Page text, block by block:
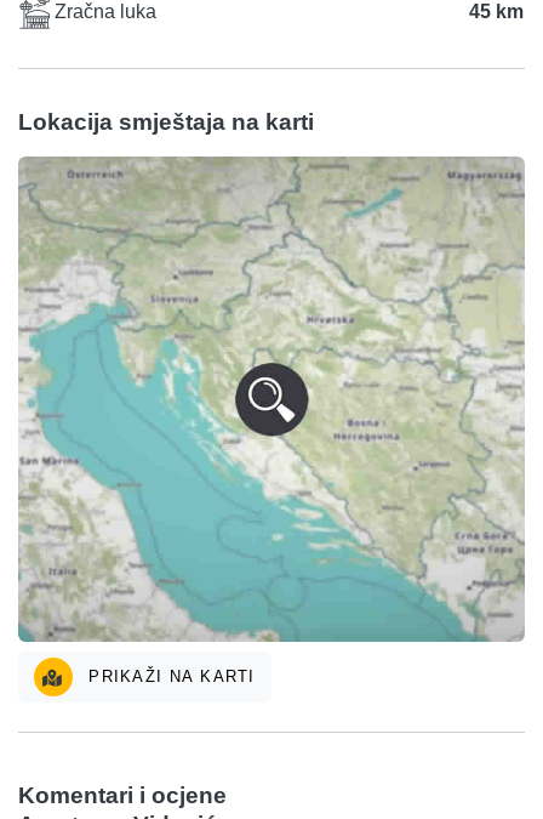
Zračna luka 45 km
Lokacija smještaja na karti
PRIKAŽI NA KARTI
Komentari i ocjene